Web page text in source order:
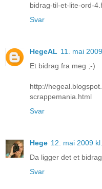
bidrag-til-et-lite-ord-
Svar
HegeAL 11. mai
Et bidrag fra meg ;-)
http://
scrappemania.html
Svar
Hege 12. mai 2009
Da ligger det et
Svar